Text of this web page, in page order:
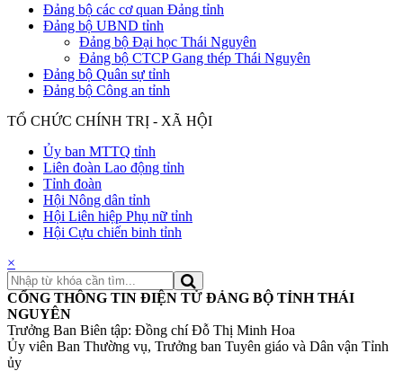
Đảng bộ các cơ quan Đảng tỉnh
Đảng bộ UBND tỉnh
Đảng bộ Đại học Thái Nguyên
Đảng bộ CTCP Gang thép Thái Nguyên
Đảng bộ Quân sự tỉnh
Đảng bộ Công an tỉnh
TỔ CHỨC CHÍNH TRỊ - XÃ HỘI
Ủy ban MTTQ tỉnh
Liên đoàn Lao động tỉnh
Tỉnh đoàn
Hội Nông dân tỉnh
Hội Liên hiệp Phụ nữ tỉnh
Hội Cựu chiến binh tỉnh
×
CỔNG THÔNG TIN ĐIỆN TỬ ĐẢNG BỘ TỈNH THÁI
NGUYÊN
Trưởng Ban Biên tập: Đồng chí Đỗ Thị Minh Hoa
Ủy viên Ban Thường vụ, Trưởng ban Tuyên giáo và Dân vận Tỉnh
ủy